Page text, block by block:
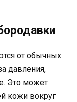
от обычных
давления,
Это может
кожи вокруг